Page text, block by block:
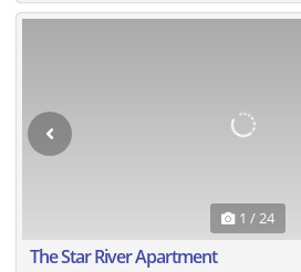
1 / 24
The Star River Apartment